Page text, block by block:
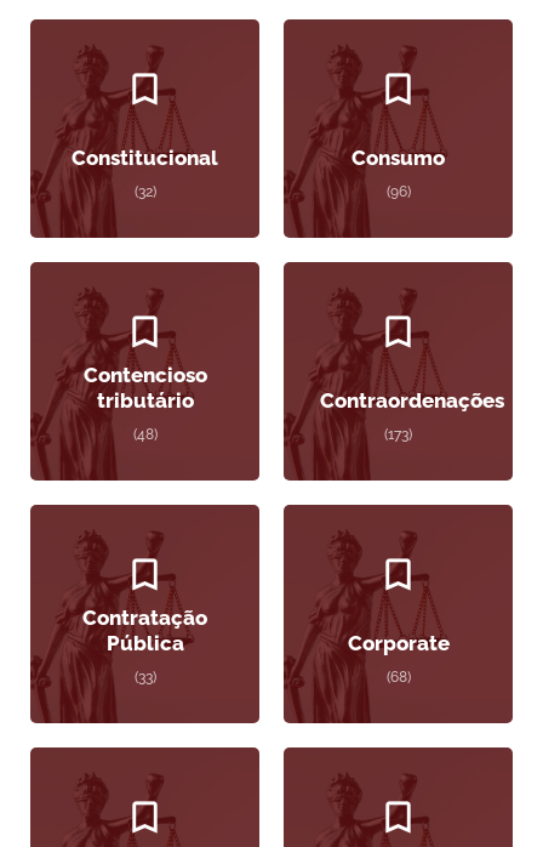
Constitucional
(32)
Consumo
(96)
Contencioso
tributário
(48)
Contraordenações
(173)
Contratação
Pública
(33)
Corporate
(68)